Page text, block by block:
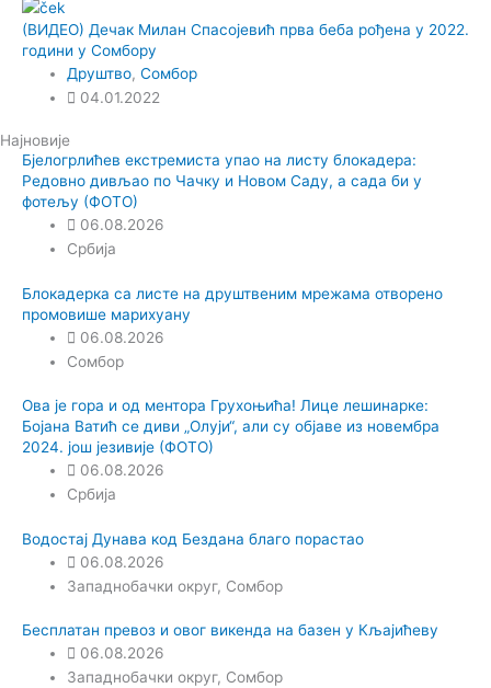
(ВИДЕО) Дечак Милан Спасојевић прва беба рођена у 2022.
години у Сомбору
Друштво,Сомбор
04.01.2022
Најновије
Бјелогрлићев екстремиста упао на листу блокадера:
Редовно дивљао по Чачку и Новом Саду, а сада би у
фотељу (ФОТО)
06.08.2026
Србија
Блокадерка са листе на друштвеним мрежама отворено
промовише марихуану
06.08.2026
Сомбор
Ова је гора и од ментора Грухоњића! Лице лешинарке:
Бојана Ватић се диви „Олуји“, али су објаве из новембра
2024. још језивије (ФОТО)
06.08.2026
Србија
Водостај Дунава код Бездана благо порастао
06.08.2026
Западнобачки округ, Сомбор
Бесплатан превоз и овог викенда на базен у Кљајићеву
06.08.2026
Западнобачки округ, Сомбор